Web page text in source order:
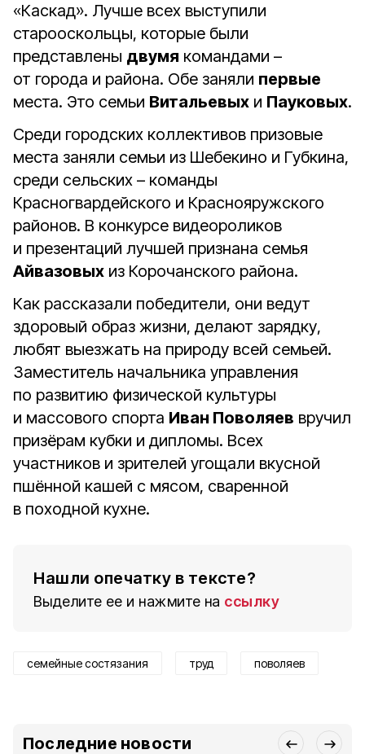
«Каскад». Лучше всех выступили
старооскольцы, которые были
представлены двумя командами –
от города и района. Обе заняли первые
места. Это семьи Витальевых и Пауковых.
Среди городских коллективов призовые
места заняли семьи из Шебекино и Губкина,
среди сельских – команды
Красногвардейского и Краснояружского
районов. В конкурсе видеороликов
и презентаций лучшей признана семья
Айвазовых из Корочанского района.
Как рассказали победители, они ведут
здоровый образ жизни, делают зарядку,
любят выезжать на природу всей семьей.
Заместитель начальника управления
по развитию физической культуры
и массового спорта Иван Поволяев вручил
призёрам кубки и дипломы. Всех
участников и зрителей угощали вкусной
пшённой кашей с мясом, сваренной
в походной кухне.
Нашли опечатку в тексте?
Выделите ее и нажмите на ссылку
семейные состязания труд поволяев
Последние новости